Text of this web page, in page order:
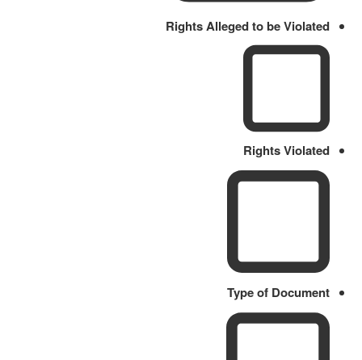
Rights Alleged to be Violated
Rights Violated
Type of Document